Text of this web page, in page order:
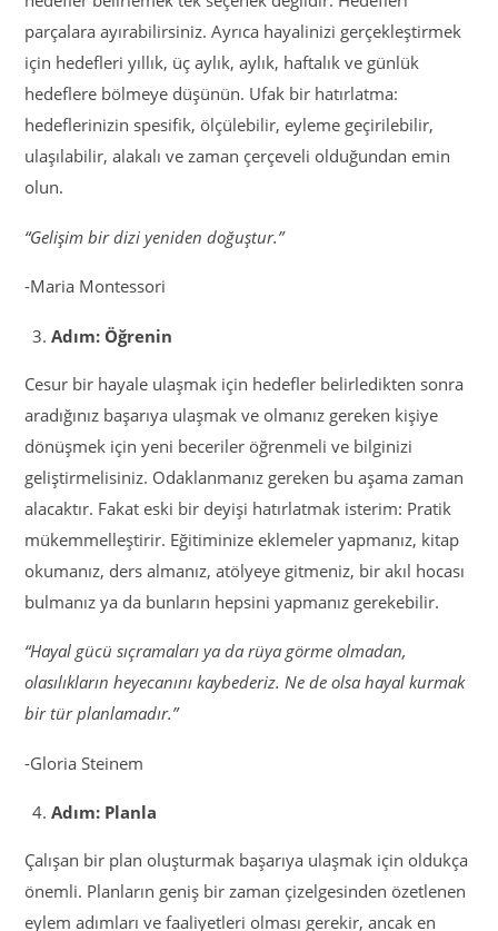
parçalara ayırabilirsiniz. Ayrıca hayalinizi gerçekleştirmek
için hedefleri yıllık, üç aylık, aylık, haftalık ve günlük
hedeflere bölmeye düşünün. Ufak bir hatırlatma:
hedeflerinizin spesifik, ölçülebilir, eyleme geçirilebilir,
ulaşılabilir, alakalı ve zaman çerçeveli olduğundan emin
olun.
“Gelişim bir dizi yeniden doğuştur.”
-Maria Montessori
Adım: Öğrenin
Cesur bir hayale ulaşmak için hedefler belirledikten sonra
aradığınız başarıya ulaşmak ve olmanız gereken kişiye
dönüşmek için yeni beceriler öğrenmeli ve bilginizi
geliştirmelisiniz. Odaklanmanız gereken bu aşama zaman
alacaktır. Fakat eski bir deyişi hatırlatmak isterim: Pratik
mükemmelleştirir. Eğitiminize eklemeler yapmanız, kitap
okumanız, ders almanız, atölyeye gitmeniz, bir akıl hocası
bulmanız ya da bunların hepsini yapmanız gerekebilir.
“Hayal gücü sıçramaları ya da rüya görme olmadan,
olasılıkların heyecanını kaybederiz. Ne de olsa hayal kurmak
bir tür planlamadır.”
-Gloria Steinem
Adım: Planla
Çalışan bir plan oluşturmak başarıya ulaşmak için oldukça
önemli. Planların geniş bir zaman çizelgesinden özetlenen
eylem adımları ve faaliyetleri olması gerekir, ancak en